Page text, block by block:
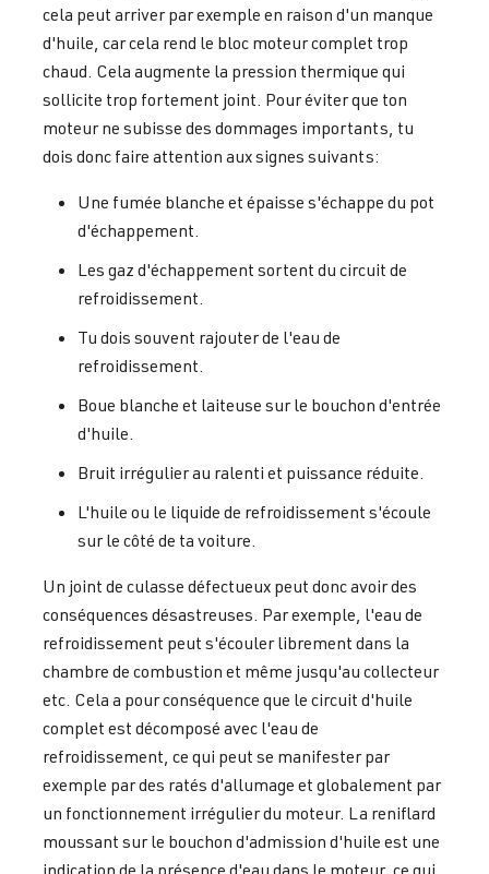
cela peut arriver par exemple en raison d'un manque
d'huile, car cela rend le bloc moteur complet trop
chaud. Cela augmente la pression thermique qui
sollicite trop fortement joint. Pour éviter que ton
moteur ne subisse des dommages importants, tu
dois donc faire attention aux signes suivants:
Une fumée blanche et épaisse s'échappe du pot
d'échappement.
Les gaz d'échappement sortent du circuit de
refroidissement.
Tu dois souvent rajouter de l'eau de
refroidissement.
Boue blanche et laiteuse sur le bouchon d'entrée
d'huile.
Bruit irrégulier au ralenti et puissance réduite.
L'huile ou le liquide de refroidissement s'écoule
sur le côté de ta voiture.
Un joint de culasse défectueux peut donc avoir des
conséquences désastreuses. Par exemple, l'eau de
refroidissement peut s'écouler librement dans la
chambre de combustion et même jusqu'au collecteur
etc. Cela a pour conséquence que le circuit d'huile
complet est décomposé avec l'eau de
refroidissement, ce qui peut se manifester par
exemple par des ratés d'allumage et globalement par
un fonctionnement irrégulier du moteur. La reniflard
moussant sur le bouchon d'admission d'huile est une